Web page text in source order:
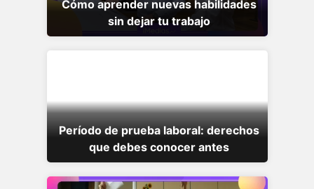
Cómo aprender nuevas habilidades
sin dejar tu trabajo
Período de prueba laboral: derechos
que debes conocer antes